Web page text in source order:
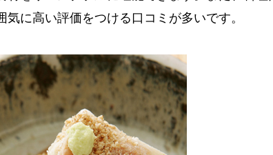
気に高い評価をつける口コミが多いです。